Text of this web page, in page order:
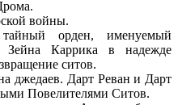
войны.
орден, именуемый
Зейна Каррикав надежде
ситов.
джедаев. Дарт Реван и Дарт
Повелителями Ситов.